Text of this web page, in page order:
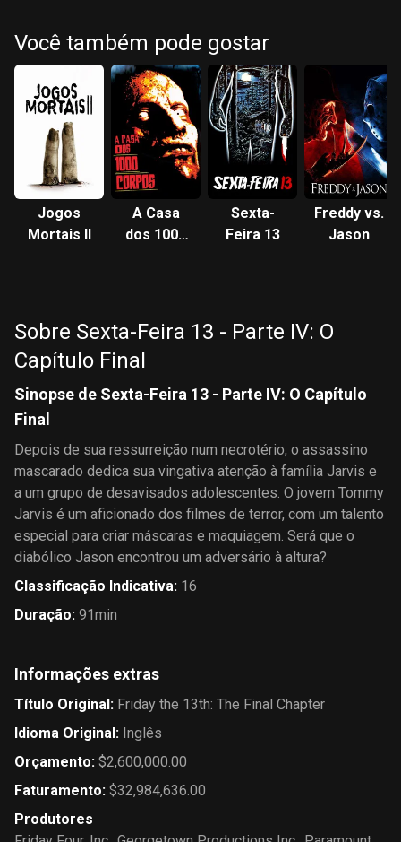
Você também pode gostar
Jogos
Mortais II
A Casa
dos 1000
Sexta-
Feira 13
Freddy vs.
Jason
Sobre Sexta-Feira 13 - Parte IV: O
Capítulo Final
Sinopse de Sexta-Feira 13 - Parte IV: O Capítulo
Final
Depois de sua ressurreição num necrotério, o assassino
mascarado dedica sua vingativa atenção à família Jarvis e
a um grupo de desavisados adolescentes. O jovem Tommy
Jarvis é um aficionado dos filmes de terror, com um talento
especial para criar máscaras e maquiagem. Será que o
diabólico Jason encontrou um adversário à altura?
Classificação Indicativa: 16
Duração: 91min
Informações extras
Título Original: Friday the 13th: The Final Chapter
Idioma Original: Inglês
Orçamento: $2,600,000.00
Faturamento: $32,984,636.00
Produtores